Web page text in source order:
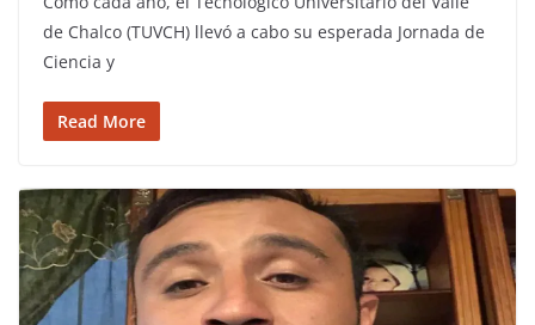
de Chalco (TUVCH) llevó a cabo su esperada Jornada de
Ciencia y
Read More